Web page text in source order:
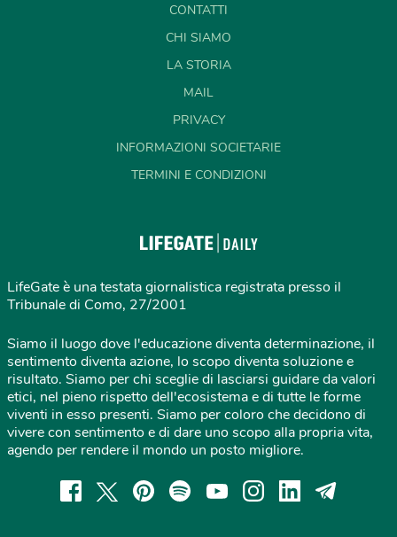
CONTATTI
CHI SIAMO
LA STORIA
MAIL
PRIVACY
INFORMAZIONI SOCIETARIE
TERMINI E CONDIZIONI
LifeGate è una testata giornalistica registrata presso il
Tribunale di Como, 27/2001
Siamo il luogo dove l'educazione diventa determinazione, il
sentimento diventa azione, lo scopo diventa soluzione e
risultato. Siamo per chi sceglie di lasciarsi guidare da valori
etici, nel pieno rispetto dell'ecosistema e di tutte le forme
viventi in esso presenti. Siamo per coloro che decidono di
vivere con sentimento e di dare uno scopo alla propria vita,
agendo per rendere il mondo un posto migliore.